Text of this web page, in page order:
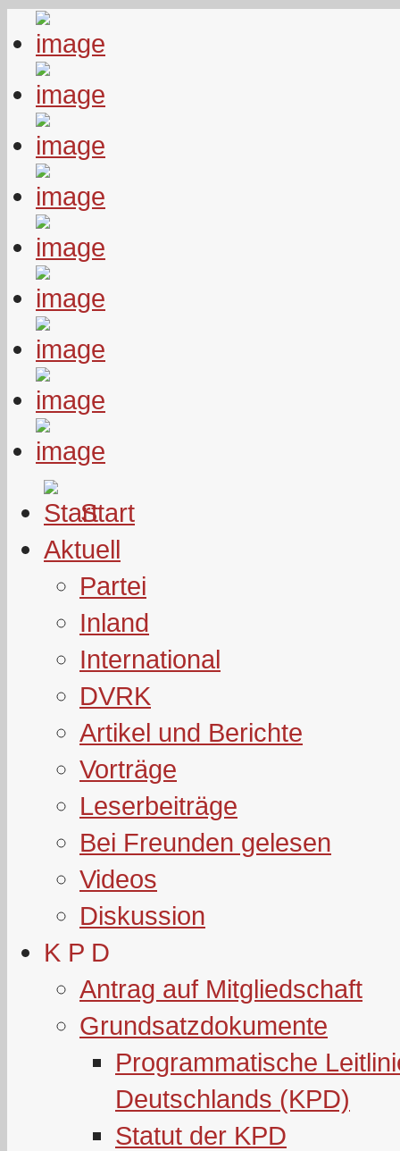
Start
Aktuell
Partei
Inland
International
DVRK
Artikel und Berichte
Vorträge
Leserbeiträge
Bei Freunden gelesen
Videos
Diskussion
K P D
Antrag auf Mitgliedschaft
Grundsatzdokumente
Programmatische
Deutschlands (KPD)
Statut der KPD